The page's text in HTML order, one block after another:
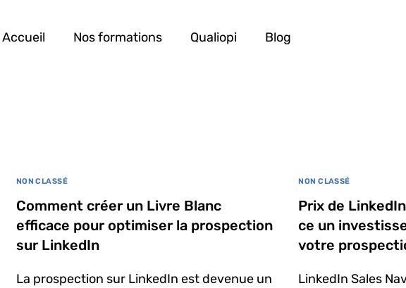
Accueil Nos formations Qualiopi Blog
NON CLASSÉ
Comment créer un Livre Blanc
efficace pour optimiser la prospection
sur LinkedIn
La prospection sur LinkedIn est devenue un
NON CLASSÉ
Prix de
ce un
votre
LinkedIn Sales